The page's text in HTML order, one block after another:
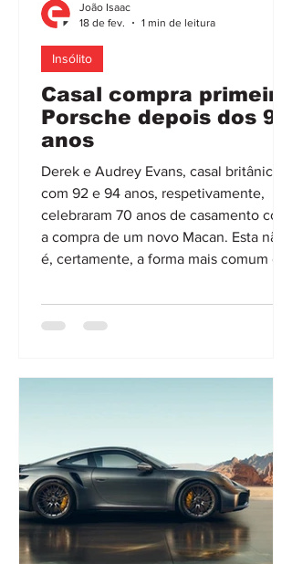
Casal compra primeiro
Porsche depois dos 90
anos
Derek e Audrey Evans, casal britânico
com 92 e 94 anos, respetivamente,
celebraram 70 anos de casamento com
a compra de um novo Macan. Esta não
é, certamente, a forma mais comum de
casamento, mas é, garantidamente,
uma das mais originais, principalmente
Porsche. Ambos
Insólito
João Isaac
18 de fev.
1 min de leitura